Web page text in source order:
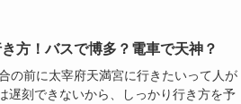
方！バスで博多？電車で天神？
の前に太宰府天満宮に行きたいって人が
遅刻できないから、しっかり行き方を予